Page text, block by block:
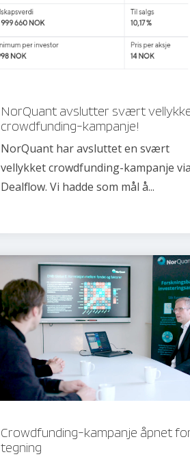
NorQuant avslutter svært
crowdfunding-kampanje!
NorQuant har avsluttet en svært
vellykket crowdfunding-kampanje via
Dealflow. Vi hadde som mål å...
Crowdfunding-kampanje åpnet
tegning